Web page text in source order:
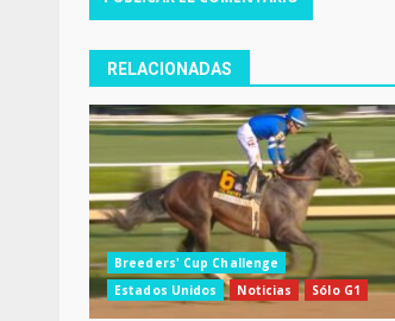
RELACIONADAS
Breeders' Cup Challenge
Estados Unidos
Noticias Sólo G1